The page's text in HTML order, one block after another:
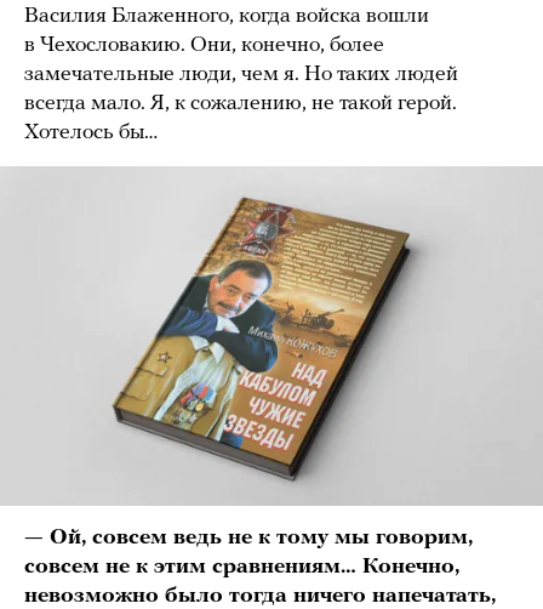
Василия Блаженного, когда войска вошли
в Чехословакию. Они, конечно, более
замечательные люди, чем я. Но таких людей
всегда мало. Я, к сожалению, не такой герой.
Хотелось бы…
— Ой, совсем ведь не к тому мы говорим,
совсем не к этим сравнениям… Конечно,
невозможно было тогда ничего напечатать,